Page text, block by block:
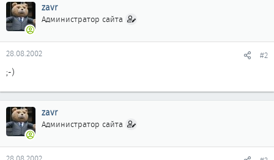
zavr
Администратор сайта
28.08.2002 #2
;-)
zavr
Администратор сайта